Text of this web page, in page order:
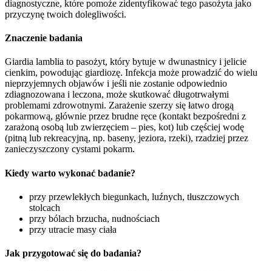
diagnostyczne, które pomoże zidentyfikować tego pasożyta jako
przyczynę twoich dolegliwości.
Znaczenie badania
Giardia lamblia to pasożyt, który bytuje w dwunastnicy i jelicie
cienkim, powodując giardiozę. Infekcja może prowadzić do wielu
nieprzyjemnych objawów i jeśli nie zostanie odpowiednio
zdiagnozowana i leczona, może skutkować długotrwałymi
problemami zdrowotnymi. Zarażenie szerzy się łatwo drogą
pokarmową, głównie przez brudne ręce (kontakt bezpośredni z
zarażoną osobą lub zwierzęciem – pies, kot) lub częściej wodę
(pitną lub rekreacyjną, np. baseny, jeziora, rzeki), rzadziej przez
zanieczyszczony cystami pokarm.
Kiedy warto wykonać badanie?
przy przewlekłych biegunkach, luźnych, tłuszczowych
stolcach
przy bólach brzucha, nudnościach
przy utracie masy ciała
Jak przygotować się do badania?